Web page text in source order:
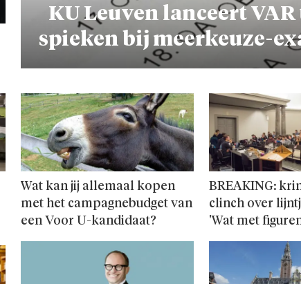
KU Leuven lanceert VAR
spieken bij meerkeuze-
Wat kan jij allemaal kopen
met het camp­agne­budget van
een Voor U-kandidaat?
BREAKING:
clinch over
'Wat met